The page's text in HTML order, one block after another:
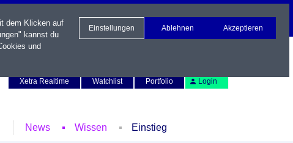
Xetra Realtime
Watchlist Portfolio Login
News Wissen Einstieg
dem Klicken auf
kannst du
und
Einstellungen Ablehnen Akzeptieren